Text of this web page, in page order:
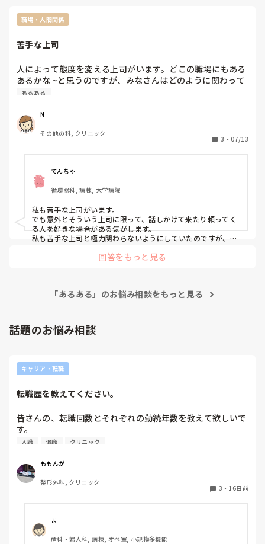
効果が高い。
看護の仕事は「受け止め役」になりがちだから。
３分の深呼吸、温かい飲みもの、帰宅後にシャワーを長めに浴
差が小さくなる。
自分の価値を“可視化”する
落ち込んだ時は自分への評価が歪む。
る」と思い出す。
刺激を入れ替える
職場の色が濃すぎると気持ちが沈みがち。散歩、音楽、香り、
動画…なんでもいい。“別の世界に触れる”瞬間を意図的につく
職場・人間関係
苦手な上司
人によって態度を変える上司がいます。どこの職場にもある
あるかな ~と思うのですが、みなさんはどのように関わって
いますか？直属の上司なので嫌でも関わりがあります、、
あるある
N
その他の科, クリニック
3 ・ 07/13
でんちゃ
循環器科, 病棟, 大学病院
私も苦手な上司がいます。
でも意外とそういう上司に限って、話しかけて来たり頼ってく
る人を好きな場合がある気がします。
私も苦手な上司と極力関わらないようにしていたのですが、意
いう経験があるので、 回答をもっと見る
「あるある」のお悩み相談をもっと見る
話題のお悩み相談
キャリア・転職
転職歴を教えてください。
皆さんの、転職回数とそれぞれの勤続年数を教えて欲しいで
す。
入職 退職 クリニック
ももんが
整形外科, クリニック
3 ・ 16日前
ま
産科・婦人科, 病棟, オペ室, 小規模多機能